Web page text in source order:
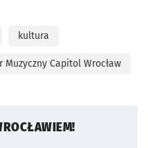
kultura
Muzyczny Capitol Wrocław